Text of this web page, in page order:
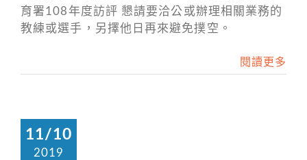
育署108年度訪評 懇請要洽公或辦理相關業務的
教練或選手，另擇他日再來避免撲空。
閱讀更多
11/10
2019